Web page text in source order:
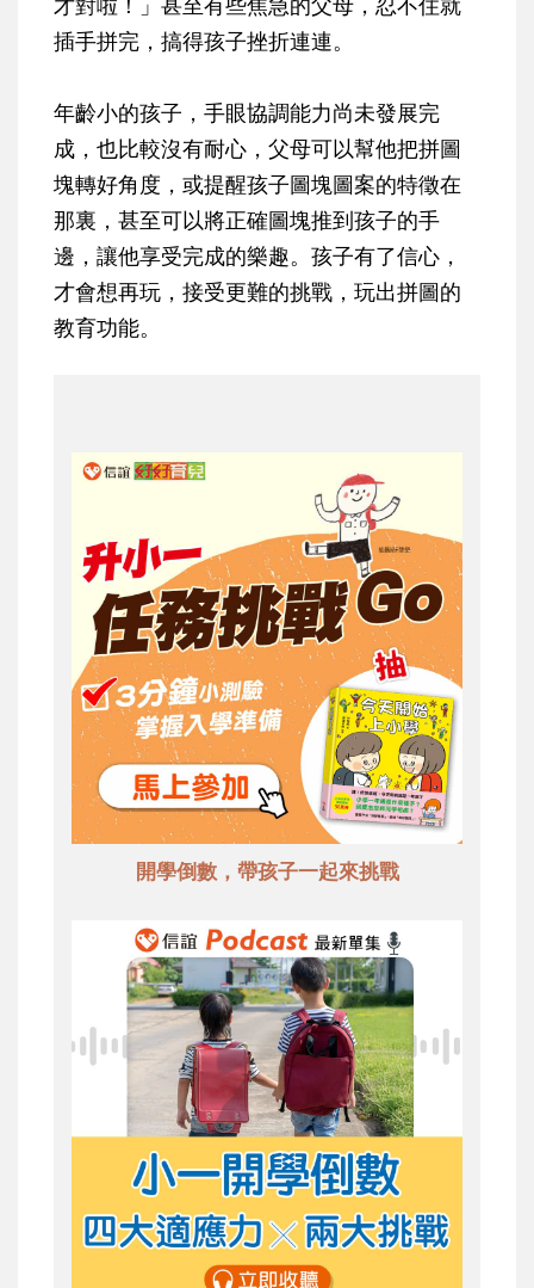
插手拼完，搞得孩子挫折連連。
年齡小的孩子，手眼協調能力尚未發展完
成，也比較沒有耐心，父母可以幫他把拼圖
塊轉好角度，或提醒孩子圖塊圖案的特徵在
那裏，甚至可以將正確圖塊推到孩子的手
邊，讓他享受完成的樂趣。孩子有了信心，
才會想再玩，接受更難的挑戰，玩出拼圖的
教育功能。
開學倒數，帶孩子一起來挑戰